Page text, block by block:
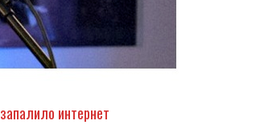
интернет